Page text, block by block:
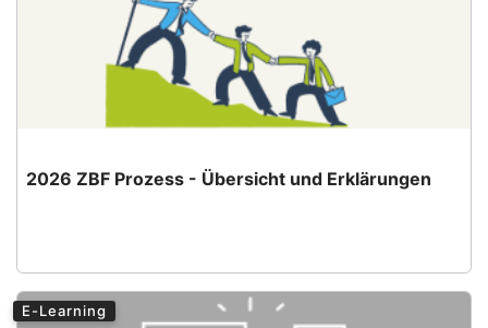
2026 ZBF Prozess - Übersicht und Erklärungen
E-Learning